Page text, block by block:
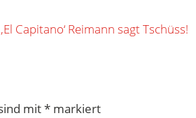
Capitano‘ Reimann sagt Tschüss!
mit* markiert